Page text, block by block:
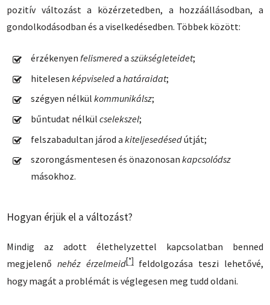
pozitív változást a közérzetedben, a hozzáállásodban, a
gondolkodásodban és a viselkedésedben. Többek között:
érzékenyen felismeredaszükségleteidet;
hitelesen képviseledahatáraidat;
szégyen nélkül kommunikálsz;
bűntudat nélkül cselekszel;
felszabadultan járod akiteljesedésedútját;
szorongásmentesen és önazonosan kapcsolódsz
másokhoz.
Hogyan érjük el a változást?
Mindig az adott élethelyzettel kapcsolatban benned
megjelenő nehéz érzelmeid[*]feldolgozása teszi lehetővé,
hogy magát a problémát is véglegesen meg tudd oldani.